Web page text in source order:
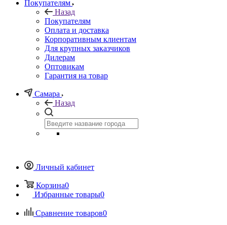
Покупателям
Назад
Покупателям
Оплата и доставка
Корпоративным клиентам
Для крупных заказчиков
Дилерам
Оптовикам
Гарантия на товар
Самара
Назад
Личный кабинет
Корзина0
Избранные товары0
Сравнение товаров0